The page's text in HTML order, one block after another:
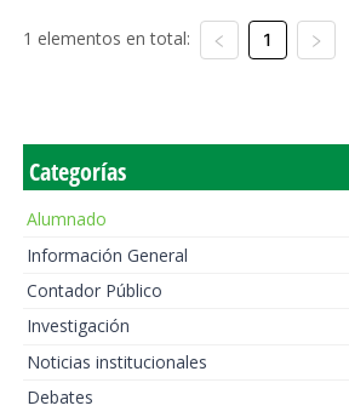
1 elementos en total: 1
Categorías
Alumnado
Información General
Contador Público
Investigación
Noticias institucionales
Debates